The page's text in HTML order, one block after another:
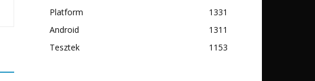
Platform
1331
Android
1311
Tesztek
1153